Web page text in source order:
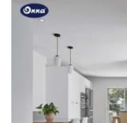
menjabarkan tips-tips